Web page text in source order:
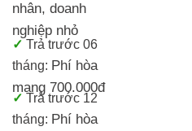
nhân, doanh
nghiệp nhỏ
✓ Trả trước 06
tháng: Phí hòa
mạng 700.000đ
✓ Trả trước 12
tháng: Phí hòa